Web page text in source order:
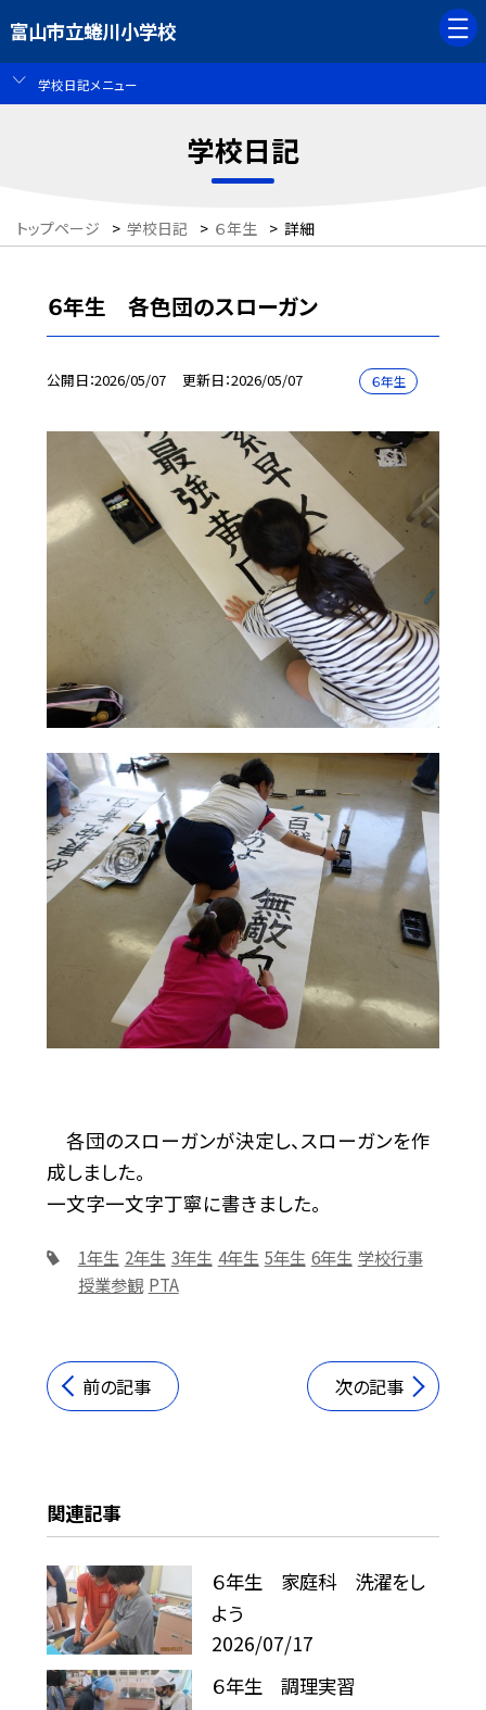
富山市立蜷川小学校
学校日記メニュー
学校日記
トップページ > 学校日記 > ６年生 > 詳細
６年生 各色団のスローガン
公開日 2026/05/07 更新日 2026/05/07 ６年生
各団のスローガンが決定し、スローガンを作
成しました。
一文字一文字丁寧に書きました。
1年生 2年生 3年生 4年生 5年生 6年生 学校行事
授業参観 PTA
前の記事 次の記事
関連記事
６年生 家庭科 洗濯をし
よう
2026/07/17
６年生 調理実習